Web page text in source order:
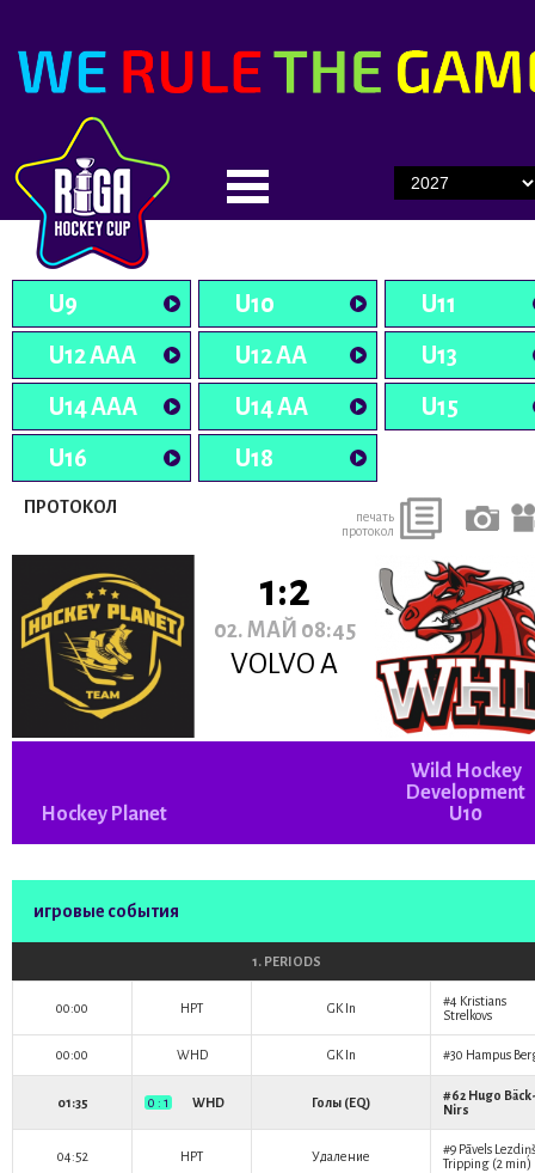
U9 U10
U11
U12 AAA
U12 AA
U13
U14 AAA
U14 AA
U15
U16
U18
ПРОТОКОЛ
печать
протокол
1:2
02. МАЙ 08:45
VOLVO A
Hockey Planet
Wild Hockey
Development
U10
игровые события
1. PERIODS
00:00 HPT GK In #4 Kristians
Strelkovs
00:00 WHD GK In #30 Hampus
01:35 0 : 1 WHD Голы (EQ) #62 Hugo Bäck-
Nirs
04:52 HPT Удаление #9 Pāvels Lezdiņš
Tripping (2 min)